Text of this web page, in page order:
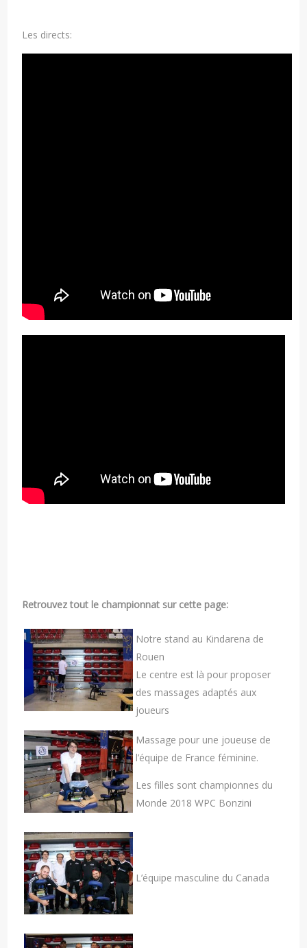
Les directs:
Retrouvez tout le championnat sur cette page:
Notre stand au Kindarena de
Rouen
Le centre est là pour proposer
des massages adaptés aux
joueurs
Massage pour une joueuse de
l’équipe de France féminine.
Les filles sont championnes du
Monde 2018 WPC Bonzini
L’équipe masculine du Canada